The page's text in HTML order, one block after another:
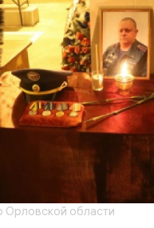
области